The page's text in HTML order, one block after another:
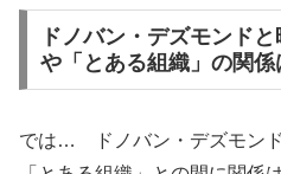
ドノバン・デズモンドと
や「とある組織」の関係
では… ドノバン・デズモン